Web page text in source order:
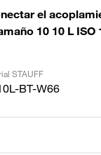
el
10 10 L ISO
STAUFF
BT-W66